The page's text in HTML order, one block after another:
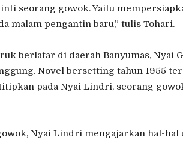
seorang gowok. Yaitu
malam pengantin baru,” tulis Tohari.
berlatar di daerah Banyumas, Nyai
Novel bersetting tahun 1955
pada Nyai Lindri, seorang
Nyai Lindri mengajarkan hal-